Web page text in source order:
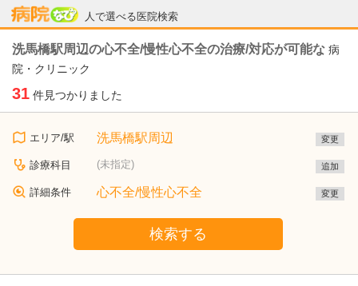
人で選べる医院検索
病院なび
洗馬橋駅周辺の心不全/慢性心不全の治療/対応が可能な 病
院・クリニック
31 件見つかりました
エリア/駅 洗馬橋駅周辺 変更
診療科目 (未指定) 追加
詳細条件 心不全/慢性心不全 変更
検索する